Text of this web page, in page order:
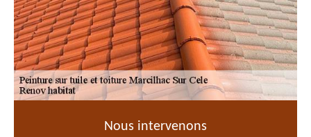
Nous intervenons